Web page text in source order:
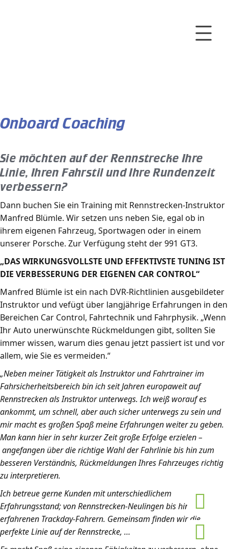
Onboard Coaching
Sie möchten auf der Rennstrecke Ihre
Linie, Ihren Fahrstil und Ihre Rundenzeit
verbessern?
Dann buchen Sie ein Training mit Rennstrecken-Instruktor
Manfred Blümle. Wir setzen uns neben Sie, egal ob in
ihrem eigenen Fahrzeug, Sportwagen oder in einem
unserer Porsche. Zur Verfügung steht der 991 GT3.
„DAS WIRKUNGSVOLLSTE UND EFFEKTIVSTE TUNING IST
DIE VERBESSERUNG DER EIGENEN CAR CONTROL“
Manfred Blümle ist ein nach DVR-Richtlinien ausgebildeter
Instruktor und vefügt über langjährige Erfahrungen in den
Bereichen Car Control, Fahrtechnik und Fahrphysik. „Wenn
Ihr Auto unerwünschte Rückmeldungen gibt, sollten Sie
immer wissen, warum dies genau jetzt passiert ist und vor
allem, wie Sie es vermeiden.“
„Neben meiner Tätigkeit als Instruktor und Fahrtrainer im
Fahrsicherheitsbereich bin ich seit Jahren europaweit auf
Rennstrecken als Instruktor unterwegs. Ich weiß worauf es
ankommt, um schnell, aber auch sicher unterwegs zu sein und
mir macht es großen Spaß meine Erfahrungen weiter zu geben.
Man kann hier in sehr kurzer Zeit große Erfolge erzielen –
angefangen über die richtige Wahl der Fahrlinie bis hin zum
besseren Verständnis, Rückmeldungen Ihres Fahrzeuges richtig
zu interpretieren.
Ich betreue gerne Kunden mit unterschiedlichem
Erfahrungsstand; von Rennstrecken-Neulingen bis hin zu
erfahrenen Trackday-Fahrern. Gemeinsam finden wir die
perfekte Linie auf der Rennstrecke, …